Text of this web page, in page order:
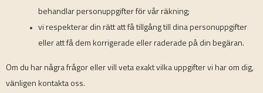
behandlar personuppgifter för vår räkning;
vi respekterar din rätt att få tillgång till dina personuppgifter
eller att få dem korrigerade eller raderade på din begäran.
Om du har några frågor eller vill veta exakt vilka uppgifter vi har om dig,
vänligen kontakta oss.